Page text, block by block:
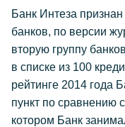
Банк Интеза
банков, по версии
вторую группу
в списке из 100
рейтинге 2014 года
пункт по сравнению
котором Банк